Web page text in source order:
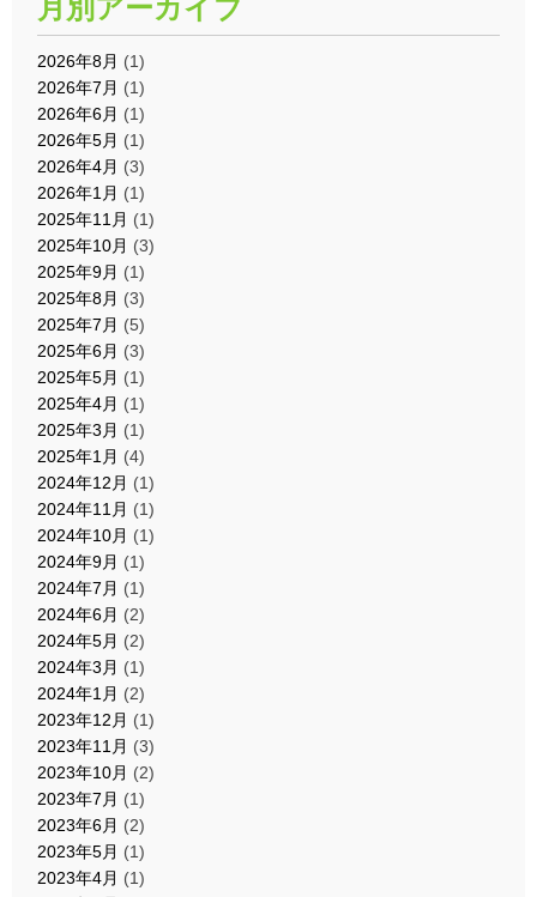
月別アーカイブ
2026年8月 (1)
2026年7月 (1)
2026年6月 (1)
2026年5月 (1)
2026年4月 (3)
2026年1月 (1)
2025年11月 (1)
2025年10月 (3)
2025年9月 (1)
2025年8月 (3)
2025年7月 (5)
2025年6月 (3)
2025年5月 (1)
2025年4月 (1)
2025年3月 (1)
2025年1月 (4)
2024年12月 (1)
2024年11月 (1)
2024年10月 (1)
2024年9月 (1)
2024年7月 (1)
2024年6月 (2)
2024年5月 (2)
2024年3月 (1)
2024年1月 (2)
2023年12月 (1)
2023年11月 (3)
2023年10月 (2)
2023年7月 (1)
2023年6月 (2)
2023年5月 (1)
2023年4月 (1)